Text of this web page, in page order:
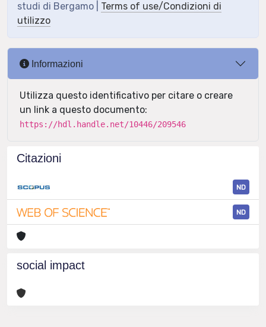
studi di Bergamo | Terms of use/Condizioni di
utilizzo
Informazioni
Utilizza questo identificativo per citare o creare
un link a questo documento:
https://hdl.handle.net/10446/209546
Citazioni
ND
ND
social impact